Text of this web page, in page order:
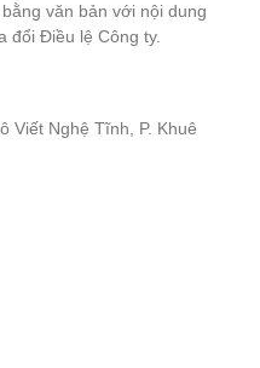
văn bản với nội dung
đổi Điều lệ Công ty.
Viết Nghệ Tĩnh, P. Khuê